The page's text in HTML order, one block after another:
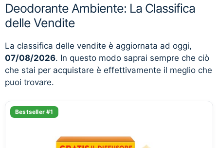
Deodorante Ambiente: La Classifica
delle Vendite
La classifica delle vendite è aggiornata ad oggi,
07/08/2026. In questo modo saprai sempre che ciò
che stai per acquistare è effettivamente il meglio che
puoi trovare.
Bestseller #1